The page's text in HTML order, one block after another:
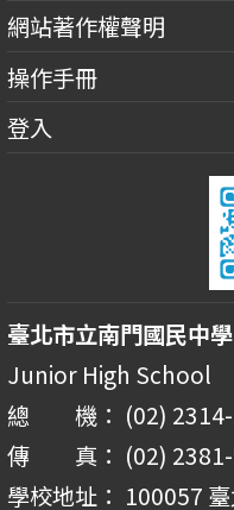
網站著作權聲明
操作手冊
登入
臺北市立南門國民中學
Junior High School
總 機： (02) 2314-
傳 真： (02) 2381-
學校地址： 100057